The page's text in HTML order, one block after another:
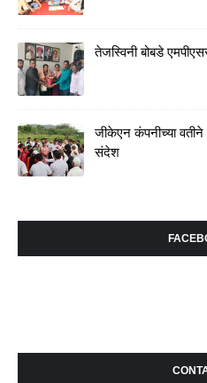
तेजस्विनी बोबडे
जीकेएन कंपनीच्या वतीने
संदेश